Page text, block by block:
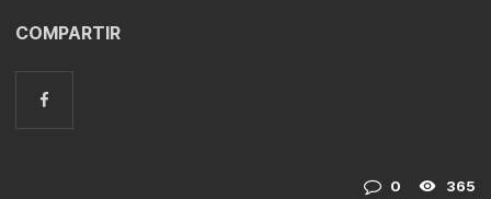
COMPARTIR
0 365